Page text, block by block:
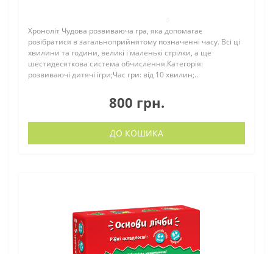
Хроноліт Чудова розвиваюча гра, яка допомагає
розібратися в загальноприйнятому позначенні часу. Всі ці
хвилини та години, великі і маленькі стрілки, а ще
шестидесяткова система обчислення.Категорія:
розвиваючі дитячі ігри;Час гри: від 10 хвилин;..
800 грн.
ДО КОШИКА